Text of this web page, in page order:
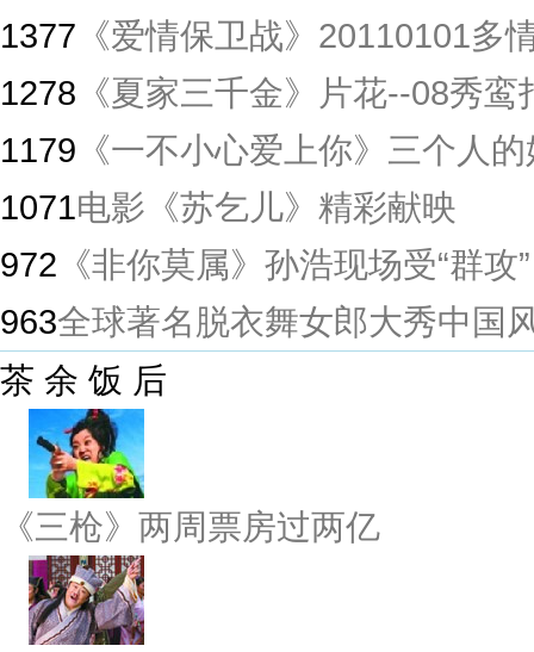
1377 《爱情保卫战》20110101多
1278 《夏家三千金》片花--08秀鸾
1179 《一不小心爱上你》三个人
1071电影《苏乞儿》精彩献映
972 《非你莫属》孙浩现场受“群攻”
963全球著名脱衣舞女郎大秀中国
茶 余 饭 后
《三枪》两周票房过两亿